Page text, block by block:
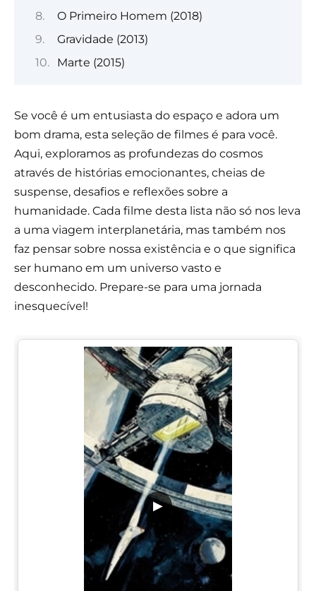
O Primeiro Homem (2018)
Gravidade (2013)
Marte (2015)
Se você é um entusiasta do espaço e adora um
bom drama, esta seleção de filmes é para você.
Aqui, exploramos as profundezas do cosmos
através de histórias emocionantes, cheias de
suspense, desafios e reflexões sobre a
humanidade. Cada filme desta lista não só nos leva
a uma viagem interplanetária, mas também nos
faz pensar sobre nossa existência e o que significa
ser humano em um universo vasto e
desconhecido. Prepare-se para uma jornada
inesquecível!
▶